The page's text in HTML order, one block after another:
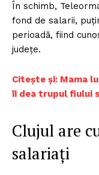
În schimb,
fond de salarii,
perioadă, fiind
judeţe.
Citește și: Mama
îi dea trupul fiului
Clujul are
salariaţi